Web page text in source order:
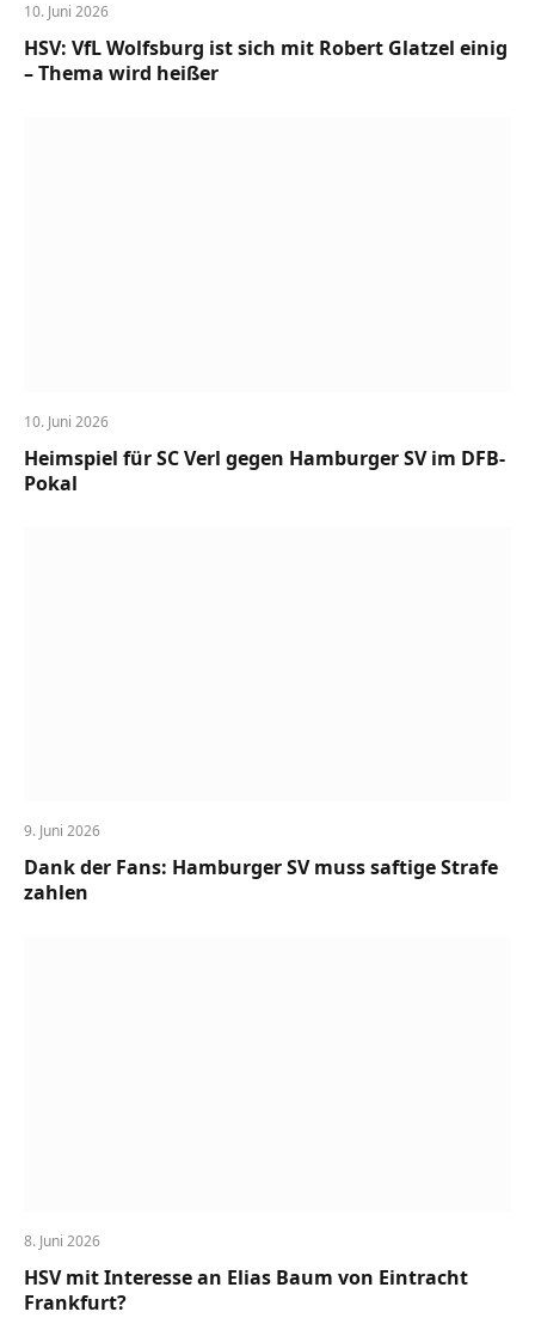
10. Juni 2026
HSV: VfL Wolfsburg ist sich mit Robert Glatzel einig
– Thema wird heißer
10. Juni 2026
Heimspiel für SC Verl gegen Hamburger SV im DFB-
Pokal
9. Juni 2026
Dank der Fans: Hamburger SV muss saftige Strafe
zahlen
8. Juni 2026
HSV mit Interesse an Elias Baum von Eintracht
Frankfurt?